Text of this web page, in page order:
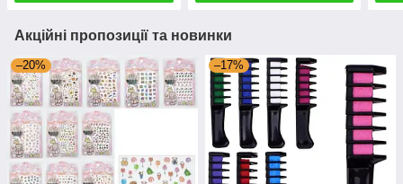
Акційні пропозиції та новинки
–20% –17%